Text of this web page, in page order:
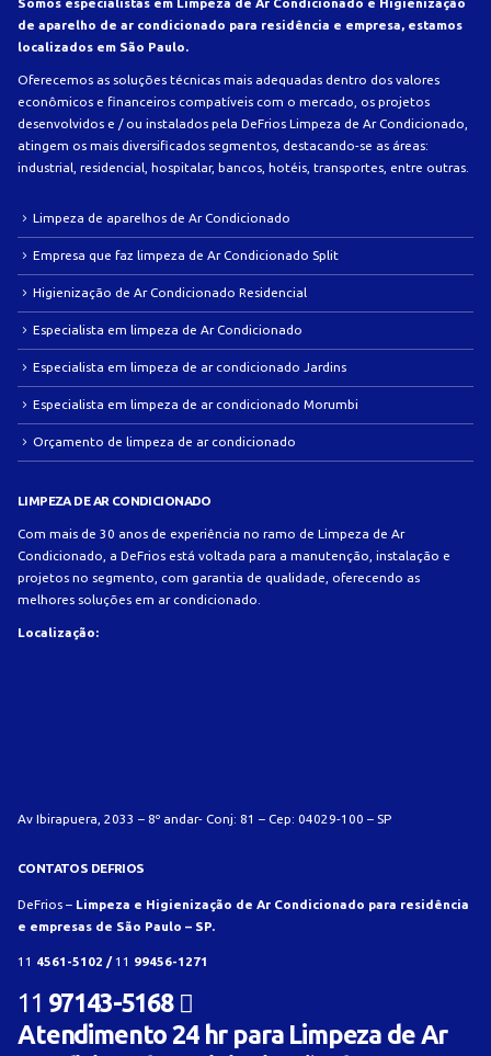
Somos especialistas em Limpeza de Ar Condicionado e Higienização
de aparelho de ar condicionado para residência e empresa, estamos
localizados em São Paulo.
Oferecemos as soluções técnicas mais adequadas dentro dos valores
econômicos e financeiros compatíveis com o mercado, os projetos
desenvolvidos e / ou instalados pela DeFrios Limpeza de Ar Condicionado,
atingem os mais diversificados segmentos, destacando-se as áreas:
industrial, residencial, hospitalar, bancos, hotéis, transportes, entre outras.
Limpeza de aparelhos de Ar Condicionado
Empresa que faz limpeza de Ar Condicionado Split
Higienização de Ar Condicionado Residencial
Especialista em limpeza de Ar Condicionado
Especialista em limpeza de ar condicionado Jardins
Especialista em limpeza de ar condicionado Morumbi
Orçamento de limpeza de ar condicionado
LIMPEZA DE AR CONDICIONADO
Com mais de 30 anos de experiência no ramo de Limpeza de Ar
Condicionado, a DeFrios está voltada para a manutenção, instalação e
projetos no segmento, com garantia de qualidade, oferecendo as
melhores soluções em ar condicionado.
Localização:
Av Ibirapuera, 2033 – 8º andar- Conj: 81 – Cep: 04029-100 – SP
CONTATOS DEFRIOS
DeFrios – Limpeza e Higienização de Ar Condicionado para residência
e empresas de São Paulo – SP.
11 4561-5102 / 11 99456-1271
11 97143-5168
Atendimento 24 hr para Limpeza de Ar